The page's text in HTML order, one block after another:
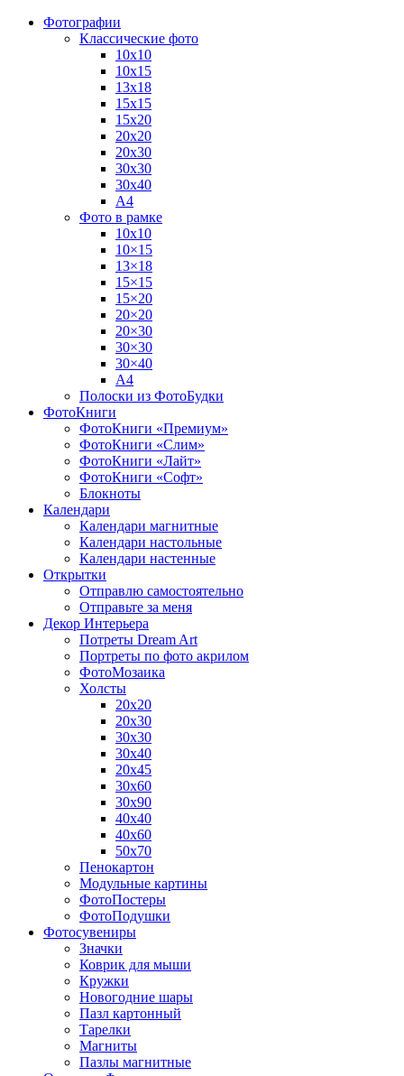
Фотографии
Классические фото
10х10
10х15
13х18
15х15
15х20
20х20
20х30
30х30
30х40
А4
Фото в рамке
10х10
10×15
13×18
15×15
15×20
20×20
20×30
30×30
30×40
A4
Полоски из ФотоБудки
ФотоКниги
ФотоКниги «Премиум»
ФотоКниги «Слим»
ФотоКниги «Лайт»
ФотоКниги «Софт»
Блокноты
Календари
Календари магнитные
Календари настольные
Календари настенные
Открытки
Отправлю самостоятельно
Отправьте за меня
Декор Интерьера
Потреты Dream Art
Портреты по фото акрилом
ФотоМозаика
Холсты
20х20
20х30
30х30
30х40
20х45
30х60
30х90
40х40
40х60
50х70
Пенокартон
Модульные картины
ФотоПостеры
ФотоПодушки
Фотоcувениры
Значки
Коврик для мыши
Кружки
Новогодние шары
Пазл картонный
Тарелки
Магниты
Пазлы магнитные